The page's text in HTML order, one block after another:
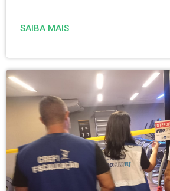
SAIBA MAIS